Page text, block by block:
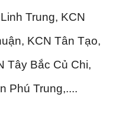
Trung, KCN
KCN Tân Tạo,
Tây Bắc Củ Chi,
Phú Trung,....